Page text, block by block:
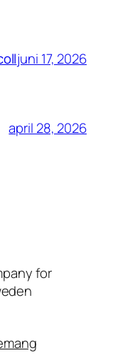
juni 17, 2026
april 28, 2026
for